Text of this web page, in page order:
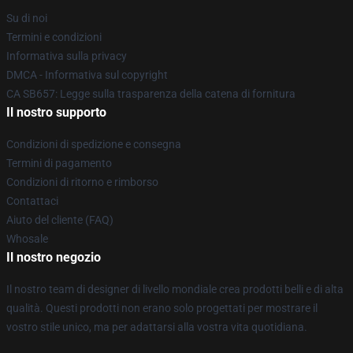
Su di noi
Termini e condizioni
Informativa sulla privacy
DMCA - Informativa sul copyright
CA SB657: Legge sulla trasparenza della catena di fornitura
Il nostro supporto
Condizioni di spedizione e consegna
Termini di pagamento
Condizioni di ritorno e rimborso
Contattaci
Aiuto del cliente (FAQ)
Whosale
Il nostro negozio
Il nostro team di designer di livello mondiale crea prodotti belli e di alta
qualità. Questi prodotti non erano solo progettati per mostrare il
vostro stile unico, ma per adattarsi alla vostra vita quotidiana.